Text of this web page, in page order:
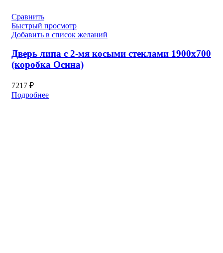
Сравнить
Быстрый просмотр
Добавить в список желаний
Дверь липа с 2-мя косыми стеклами 1900х700
(коробка Осина)
7217 ₽
Подробнее